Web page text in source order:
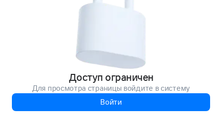
Доступ ограничен
Для просмотра страницы войдите в систему
Войти